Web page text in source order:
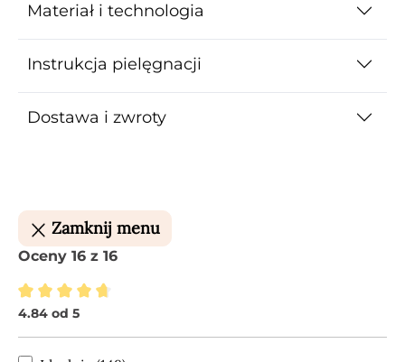
Materiał i technologia
Instrukcja pielęgnacji
Dostawa i zwroty
Zamknij menu
Oceny 16 z 16
Średnia ocena 4.84 z 5 gwiazdek
4.84 od 5